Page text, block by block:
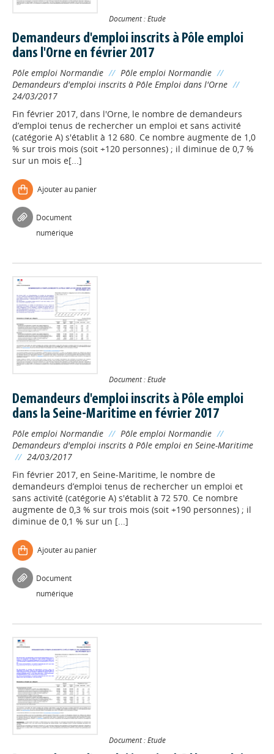
Document : Etude
Demandeurs d'emploi inscrits à Pôle emploi
dans l'Orne en février 2017
Pôle emploi Normandie // Pôle emploi Normandie //
Demandeurs d'emploi inscrits à Pôle Emploi dans l'Orne //
24/03/2017
Fin février 2017, dans l'Orne, le nombre de demandeurs
d’emploi tenus de rechercher un emploi et sans activité
(catégorie A) s'établit à 12 680. Ce nombre augmente de 1,0
% sur trois mois (soit +120 personnes) ; il diminue de 0,7 %
sur un mois e[...]
Ajouter au panier
Document
numérique
Document : Etude
Demandeurs d'emploi inscrits à Pôle emploi
dans la Seine-Maritime en février 2017
Pôle emploi Normandie // Pôle emploi Normandie //
Demandeurs d'emploi inscrits à Pôle emploi en Seine-Maritime
// 24/03/2017
Fin février 2017, en Seine-Maritime, le nombre de
demandeurs d’emploi tenus de rechercher un emploi et
sans activité (catégorie A) s'établit à 72 570. Ce nombre
augmente de 0,3 % sur trois mois (soit +190 personnes) ; il
diminue de 0,1 % sur un [...]
Ajouter au panier
Document
numérique
Document : Etude